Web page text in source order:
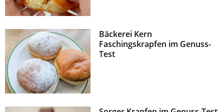
Bäckerei Kern
Faschingskrapfen im Genuss-
Test